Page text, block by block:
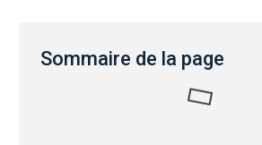
Sommaire de la page